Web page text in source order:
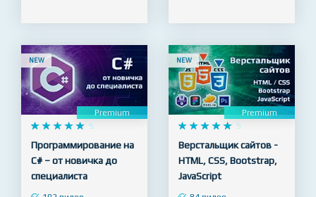
NEW

  
    5
Программирование на
NEW
    
     5
Верстальщик сайтов -